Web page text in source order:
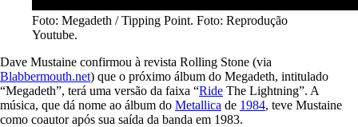
Foto: Megadeth / Tipping Point. Foto: Reprodução
Youtube.
Dave Mustaine confirmou à revista Rolling Stone (via
Blabbermouth.net) que o próximo álbum do Megadeth, intitulado
“Megadeth”, terá uma versão da faixa “Ride The Lightning”. A
música, que dá nome ao álbum do Metallica de 1984, teve Mustaine
como coautor após sua saída da banda em 1983.